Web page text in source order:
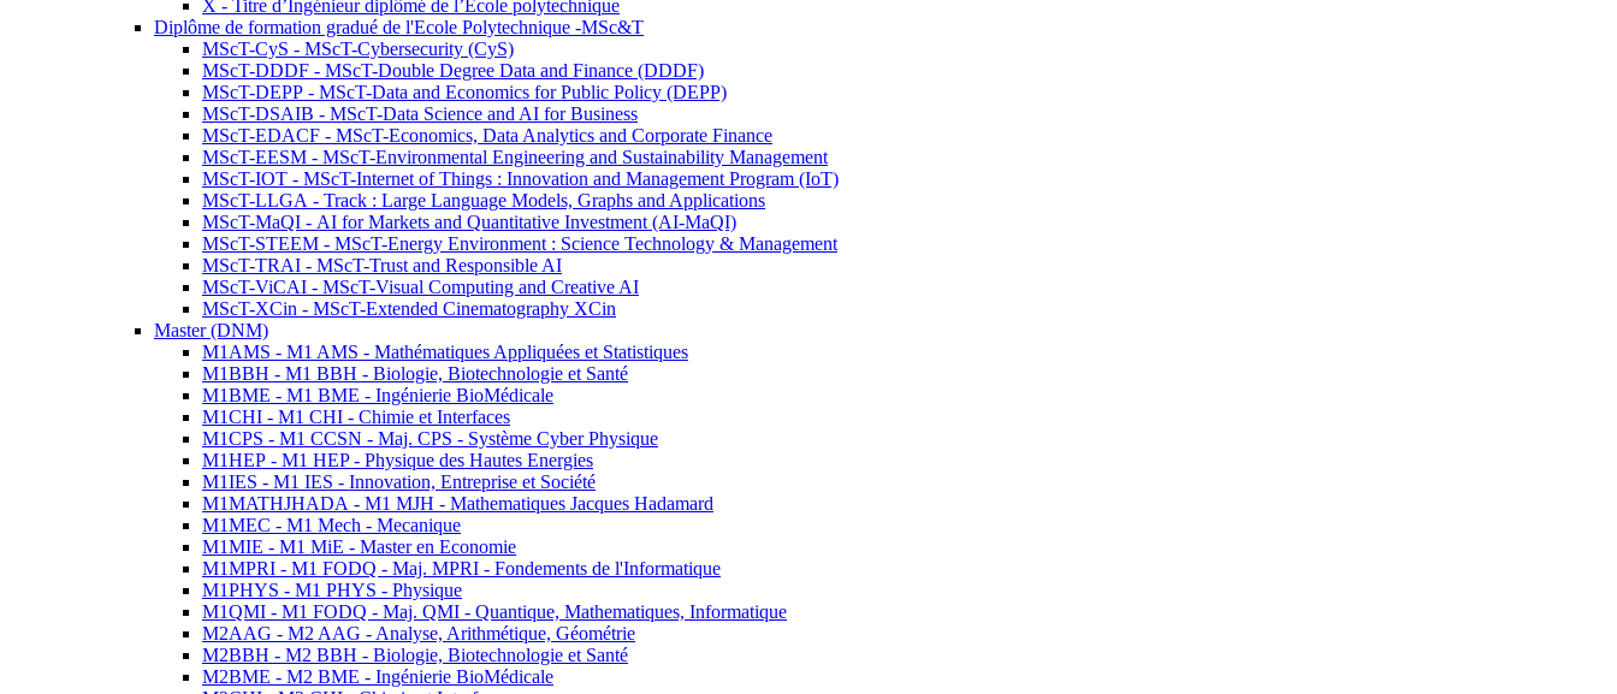
X - Titre d’Ingénieur diplômé de l’École polytechnique
Diplôme de formation gradué de l'Ecole Polytechnique -MSc&T
MScT-CyS - MScT-Cybersecurity (CyS)
MScT-DDDF - MScT-Double Degree Data and Finance (DDDF)
MScT-DEPP - MScT-Data and Economics for Public Policy (DEPP)
MScT-DSAIB - MScT-Data Science and AI for Business
MScT-EDACF - MScT-Economics, Data Analytics and Corporate Finance
MScT-EESM - MScT-Environmental Engineering and Sustainability Management
MScT-IOT - MScT-Internet of Things : Innovation and Management Program (IoT)
MScT-LLGA - Track : Large Language Models, Graphs and Applications
MScT-MaQI - AI for Markets and Quantitative Investment (AI-MaQI)
MScT-STEEM - MScT-Energy Environment : Science Technology & Management
MScT-TRAI - MScT-Trust and Responsible AI
MScT-ViCAI - MScT-Visual Computing and Creative AI
MScT-XCin - MScT-Extended Cinematography XCin
Master (DNM)
M1AMS - M1 AMS - Mathématiques Appliquées et Statistiques
M1BBH - M1 BBH - Biologie, Biotechnologie et Santé
M1BME - M1 BME - Ingénierie BioMédicale
M1CHI - M1 CHI - Chimie et Interfaces
M1CPS - M1 CCSN - Maj. CPS - Système Cyber Physique
M1HEP - M1 HEP - Physique des Hautes Energies
M1IES - M1 IES - Innovation, Entreprise et Société
M1MATHJHADA - M1 MJH - Mathematiques Jacques Hadamard
M1MEC - M1 Mech - Mecanique
M1MIE - M1 MiE - Master en Economie
M1MPRI - M1 FODQ - Maj. MPRI - Fondements de l'Informatique
M1PHYS - M1 PHYS - Physique
M1QMI - M1 FODQ - Maj. QMI - Quantique, Mathematiques, Informatique
M2AAG - M2 AAG - Analyse, Arithmétique, Géométrie
M2BBH - M2 BBH - Biologie, Biotechnologie et Santé
M2BME - M2 BME - Ingénierie BioMédicale